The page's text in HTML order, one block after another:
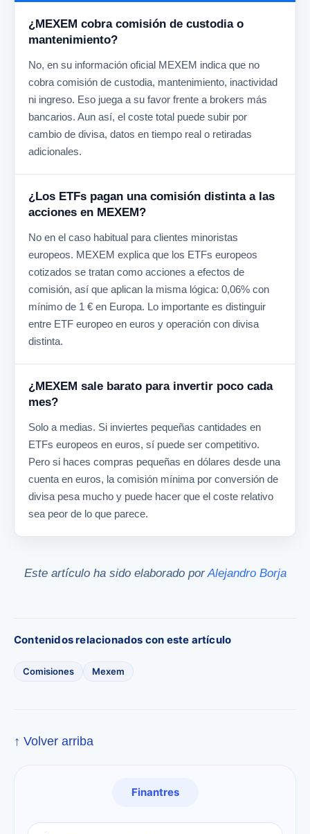
¿MEXEM cobra comisión de custodia o
mantenimiento?
No, en su información oficial MEXEM indica que no
cobra comisión de custodia, mantenimiento, inactividad
ni ingreso. Eso juega a su favor frente a brokers más
bancarios. Aun así, el coste total puede subir por
cambio de divisa, datos en tiempo real o retiradas
adicionales.
¿Los ETFs pagan una comisión distinta a las
acciones en MEXEM?
No en el caso habitual para clientes minoristas
europeos. MEXEM explica que los ETFs europeos
cotizados se tratan como acciones a efectos de
comisión, así que aplican la misma lógica: 0,06% con
mínimo de 1 € en Europa. Lo importante es distinguir
entre ETF europeo en euros y operación con divisa
distinta.
¿MEXEM sale barato para invertir poco cada
mes?
Solo a medias. Si inviertes pequeñas cantidades en
ETFs europeos en euros, sí puede ser competitivo.
Pero si haces compras pequeñas en dólares desde una
cuenta en euros, la comisión mínima por conversión de
divisa pesa mucho y puede hacer que el coste relativo
sea peor de lo que parece.
Este artículo ha sido elaborado porAlejandro Borja
Contenidos relacionados con este artículo
Comisiones Mexem
↑ Volver arriba
Finantres